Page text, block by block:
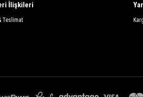
İlişkileri
Teslimat